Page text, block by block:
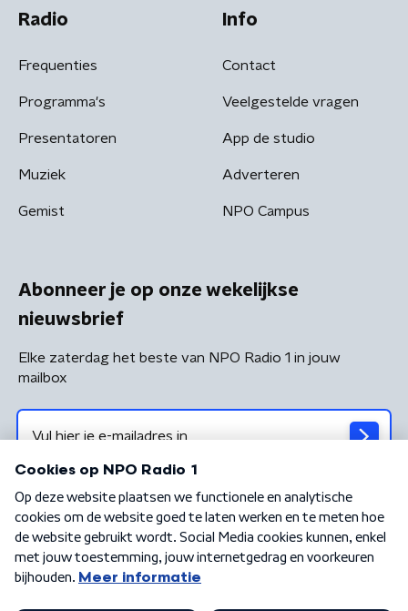
Radio
Frequenties
Programma's
Presentatoren
Muziek
Gemist
Info
Contact
Veelgestelde vragen
App de studio
Adverteren
NPO Campus
Abonneer je op onze wekelijkse
nieuwsbrief
Elke zaterdag het beste van NPO Radio 1 in jouw
mailbox
Algemene voorwaarden Privacybeleid